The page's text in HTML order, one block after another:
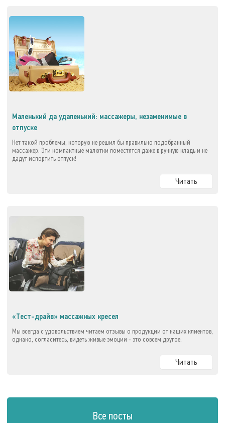
Маленький да удаленький: массажеры, незаменимые в
отпуске
Нет такой проблемы, которую не решил бы правильно подобранный
массажер. Эти компактные малютки поместятся даже в ручную кладь и не
дадут испортить отпуск!
Читать
«Тест-драйв» массажных кресел
Мы всегда с удовольствием читаем отзывы о продукции от наших клиентов,
однако, согласитесь, видеть живые эмоции - это совсем другое.
Читать
Все посты